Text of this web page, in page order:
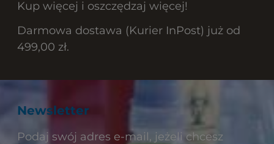
Kup więcej i oszczędzaj więcej!
Darmowa dostawa (Kurier InPost) już od
499,00 zł.
Newsletter
Podaj swój adres e-mail, jeżeli chcesz